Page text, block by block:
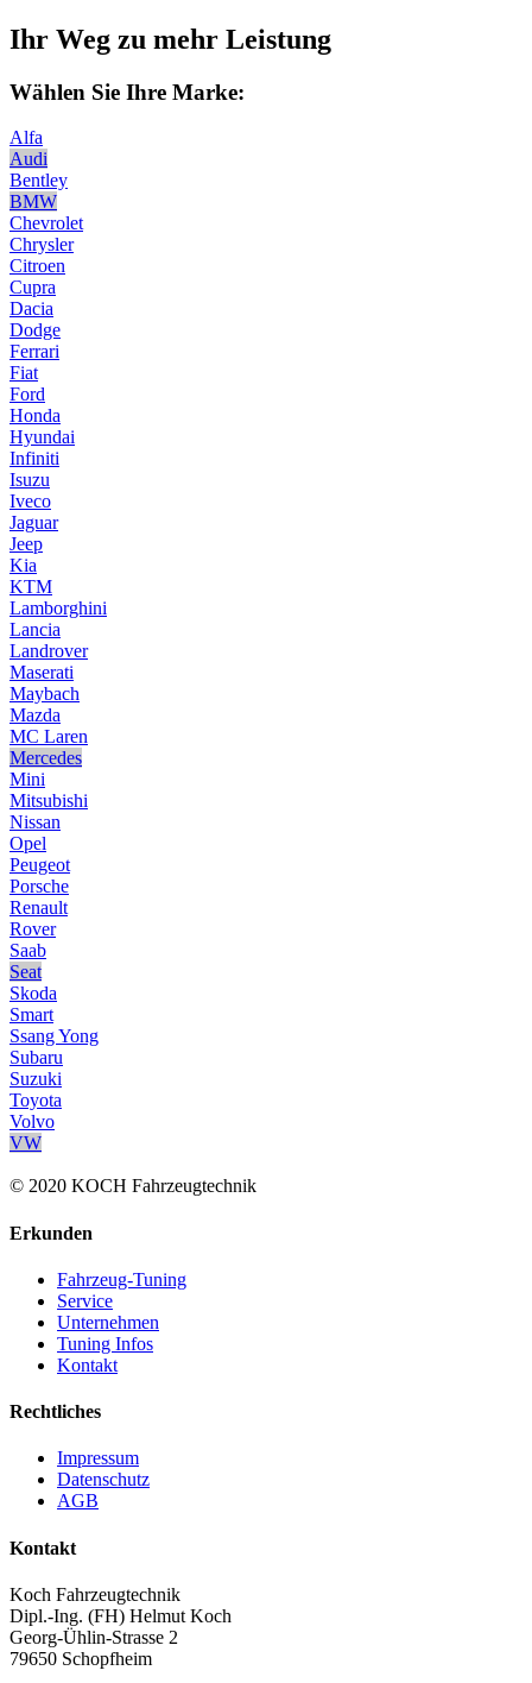
Ihr Weg zu mehr Leistung
Wählen Sie Ihre Marke:
Alfa
Audi
Bentley
BMW
Chevrolet
Chrysler
Citroen
Cupra
Dacia
Dodge
Ferrari
Fiat
Ford
Honda
Hyundai
Infiniti
Isuzu
Iveco
Jaguar
Jeep
Kia
KTM
Lamborghini
Lancia
Landrover
Maserati
Maybach
Mazda
MC Laren
Mercedes
Mini
Mitsubishi
Nissan
Opel
Peugeot
Porsche
Renault
Rover
Saab
Seat
Skoda
Smart
Ssang Yong
Subaru
Suzuki
Toyota
Volvo
VW
© 2020 KOCH Fahrzeugtechnik
Erkunden
Fahrzeug-Tuning
Service
Unternehmen
Tuning Infos
Kontakt
Rechtliches
Impressum
Datenschutz
AGB
Kontakt
Koch Fahrzeugtechnik
Dipl.-Ing. (FH) Helmut Koch
Georg-Ühlin-Strasse 2
79650 Schopfheim